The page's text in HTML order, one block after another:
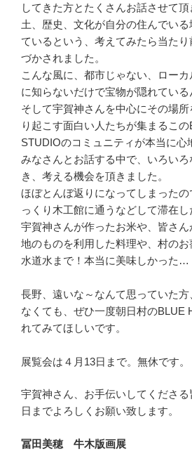
してきた方とたくさんお話させて
土、歴史、文化が自分の住んでい
ているという、考えてみたら当た
づかされました。
こんな風に、都市じゃない、ロー
に知らないだけで宝物が隠れている
そして宇賀神さんを中心にその場
り起こす面白い人たちが集まるこ
STUDIOのコミュニティが本当に心
みなさんとお話する中で、いろい
き、考える機会を頂きました。
ほぼとんぼ返りになってしまった
っくり木工館に通うなどして滞在し
宇賀神さんが作ったお米や、皆さ
地のものを利用した料理や、村の
水道水まで！本当に美味しかった…
長野、遠いな～なんて思っていた
なくても、ぜひ一度朝日村のBLUE
れてみてほしいです。
展覧会は４月13日まで。無休です。
宇賀神さん、お手伝いしてくださ
日までよろしくお願い致します。
冨田美穂 牛木版画展